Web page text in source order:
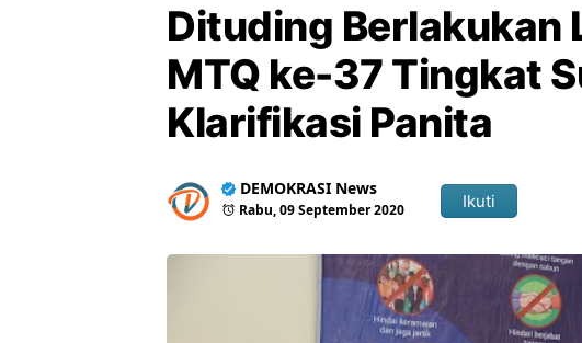
Dituding Berlakukan
MTQ ke-37 Tingkat
Klarifikasi Panita
DEMOKRASI News
Rabu, 09 September 2020 Ikuti